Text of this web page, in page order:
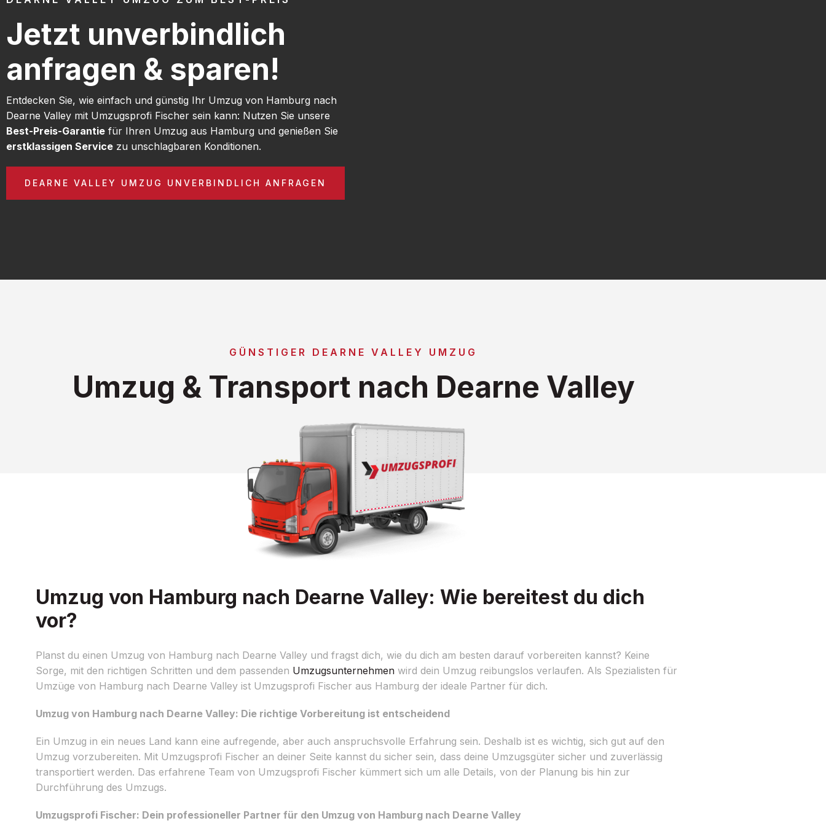
Jetzt unverbindlich
anfragen & sparen!
Entdecken Sie, wie einfach und günstig Ihr Umzug von Hamburg nach
Dearne Valley mit Umzugsprofi Fischer sein kann: Nutzen Sie unsere
Best-Preis-Garantie für Ihren Umzug aus Hamburg und genießen Sie
erstklassigen Service zu unschlagbaren Konditionen.
DEARNE VALLEY UMZUG UNVERBINDLICH ANFRAGEN
GÜNSTIGER DEARNE VALLEY UMZUG
Umzug & Transport nach Dearne Valley
Umzug von Hamburg nach Dearne Valley: Wie bereitest du dich
vor?
Planst du einen Umzug von Hamburg nach Dearne Valley und fragst dich, wie du dich am besten darauf vorbereiten kannst? Keine
Sorge, mit den richtigen Schritten und dem passenden Umzugsunternehmen wird dein Umzug reibungslos verlaufen. Als Spezialisten für
Umzüge von Hamburg nach Dearne Valley ist Umzugsprofi Fischer aus Hamburg der ideale Partner für dich.
Umzug von Hamburg nach Dearne Valley: Die richtige Vorbereitung ist entscheidend
Ein Umzug in ein neues Land kann eine aufregende, aber auch anspruchsvolle Erfahrung sein. Deshalb ist es wichtig, sich gut auf den
Umzug vorzubereiten. Mit Umzugsprofi Fischer an deiner Seite kannst du sicher sein, dass deine Umzugsgüter sicher und zuverlässig
transportiert werden. Das erfahrene Team von Umzugsprofi Fischer kümmert sich um alle Details, von der Planung bis hin zur
Durchführung des Umzugs.
Umzugsprofi Fischer: Dein professioneller Partner für den Umzug von Hamburg nach Dearne Valley